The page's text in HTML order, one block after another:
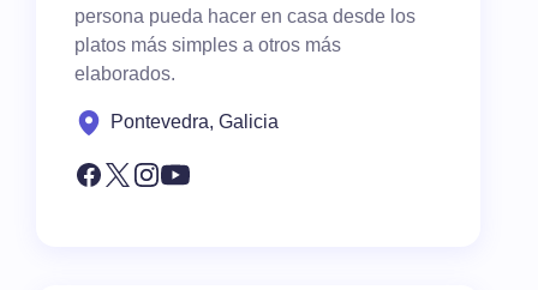
persona pueda hacer en casa desde los
platos más simples a otros más
elaborados.
Pontevedra, Galicia